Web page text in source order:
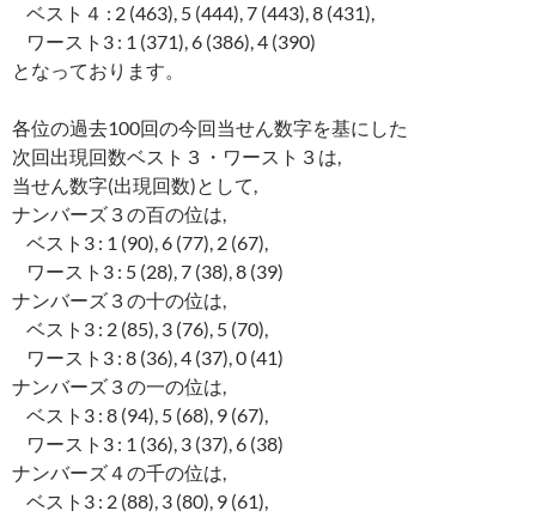
ベスト４ : 2 (463), 5 (444), 7 (443), 8 (431),
ワースト3 : 1 (371), 6 (386), 4 (390)
となっております。
各位の過去100回の今回当せん数字を基にした
次回出現回数ベスト３・ワースト３は,
当せん数字(出現回数)として,
ナンバーズ３の百の位は,
ベスト3 : 1 (90), 6 (77), 2 (67),
ワースト3 : 5 (28), 7 (38), 8 (39)
ナンバーズ３の十の位は,
ベスト3 : 2 (85), 3 (76), 5 (70),
ワースト3 : 8 (36), 4 (37), 0 (41)
ナンバーズ３の一の位は,
ベスト3 : 8 (94), 5 (68), 9 (67),
ワースト3 : 1 (36), 3 (37), 6 (38)
ナンバーズ４の千の位は,
ベスト3 : 2 (88), 3 (80), 9 (61),